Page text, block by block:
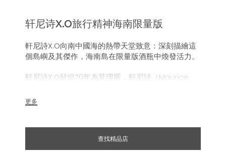
轩尼诗X.O旅行精神海南限量版
軒尼詩X.O向南中國海的熱帶天堂致意：深刻描繪這
個島嶼及其傑作，海南島在限量版酒瓶中煥發活力。
軒尼詩X.O於1870年為莫理斯．軒尼詩（Maurice
的熱帶天堂海南島致敬。這款限量版酒瓶與瓶內的干
邑一樣大膽時尚，以意想不到的全新方式描繪一個迷
裡，值得珍藏的行李牌將讓您永遠回想起這趟如夢似
更多
查找精品店